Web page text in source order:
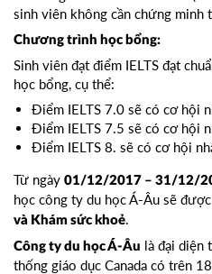
sinh viên không cần chứng minh
Chương trình học bổng:
Sinh viên đạt điểm IELTS đạt
học bổng, cụ thể:
Điểm IELTS 7.0 sẽ có cơ hội
Điểm IELTS 7.5 sẽ có cơ hội
Điểm IELTS 8. sẽ có cơ hội
Từ ngày 01/12/2017 – 31/12/
học công ty du học Á-Âu sẽ được
và Khám sức khoẻ
Công ty du học Á-Âu là đại diện
thống giáo dục Canada có trên